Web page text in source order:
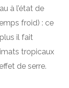
à l’état de
froid) : ce
plus il fait
tropicaux
de serre.